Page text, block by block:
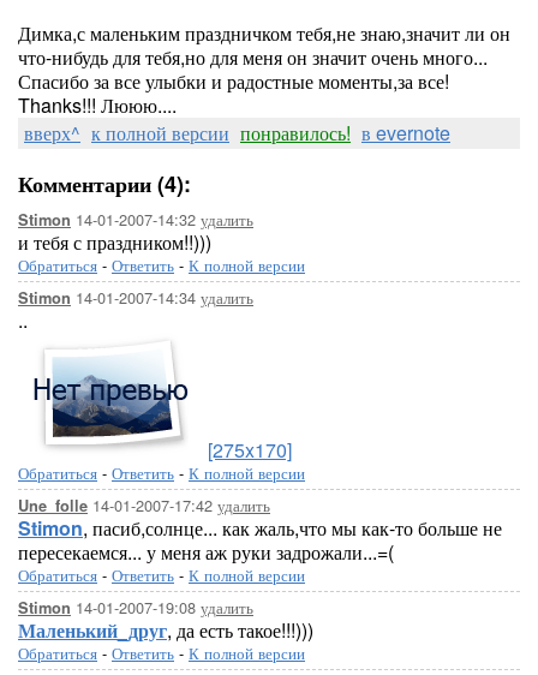
Димка,с маленьким праздничком тебя,не знаю,значит ли он
что-нибудь для тебя,но для меня он значит очень много...
Спасибо за все улыбки и радостные моменты,за все!
Thanks!!! Лююю....
вверх^ к полной версии понравилось! в evernote
Комментарии (4):
Stimon 14-01-2007-14:32 удалить
и тебя с праздником!!)))
Обратиться - Ответить - К полной версии
Stimon 14-01-2007-14:34 удалить
..
[275x170]
Обратиться - Ответить - К полной версии
Une_folle 14-01-2007-17:42 удалить
Stimon, пасиб,солнце... как жаль,что мы как-то больше не
пересекаемся... у меня аж руки задрожали...=(
Обратиться - Ответить - К полной версии
Stimon 14-01-2007-19:08 удалить
Маленький_друг, да есть такое!!!)))
Обратиться - Ответить - К полной версии